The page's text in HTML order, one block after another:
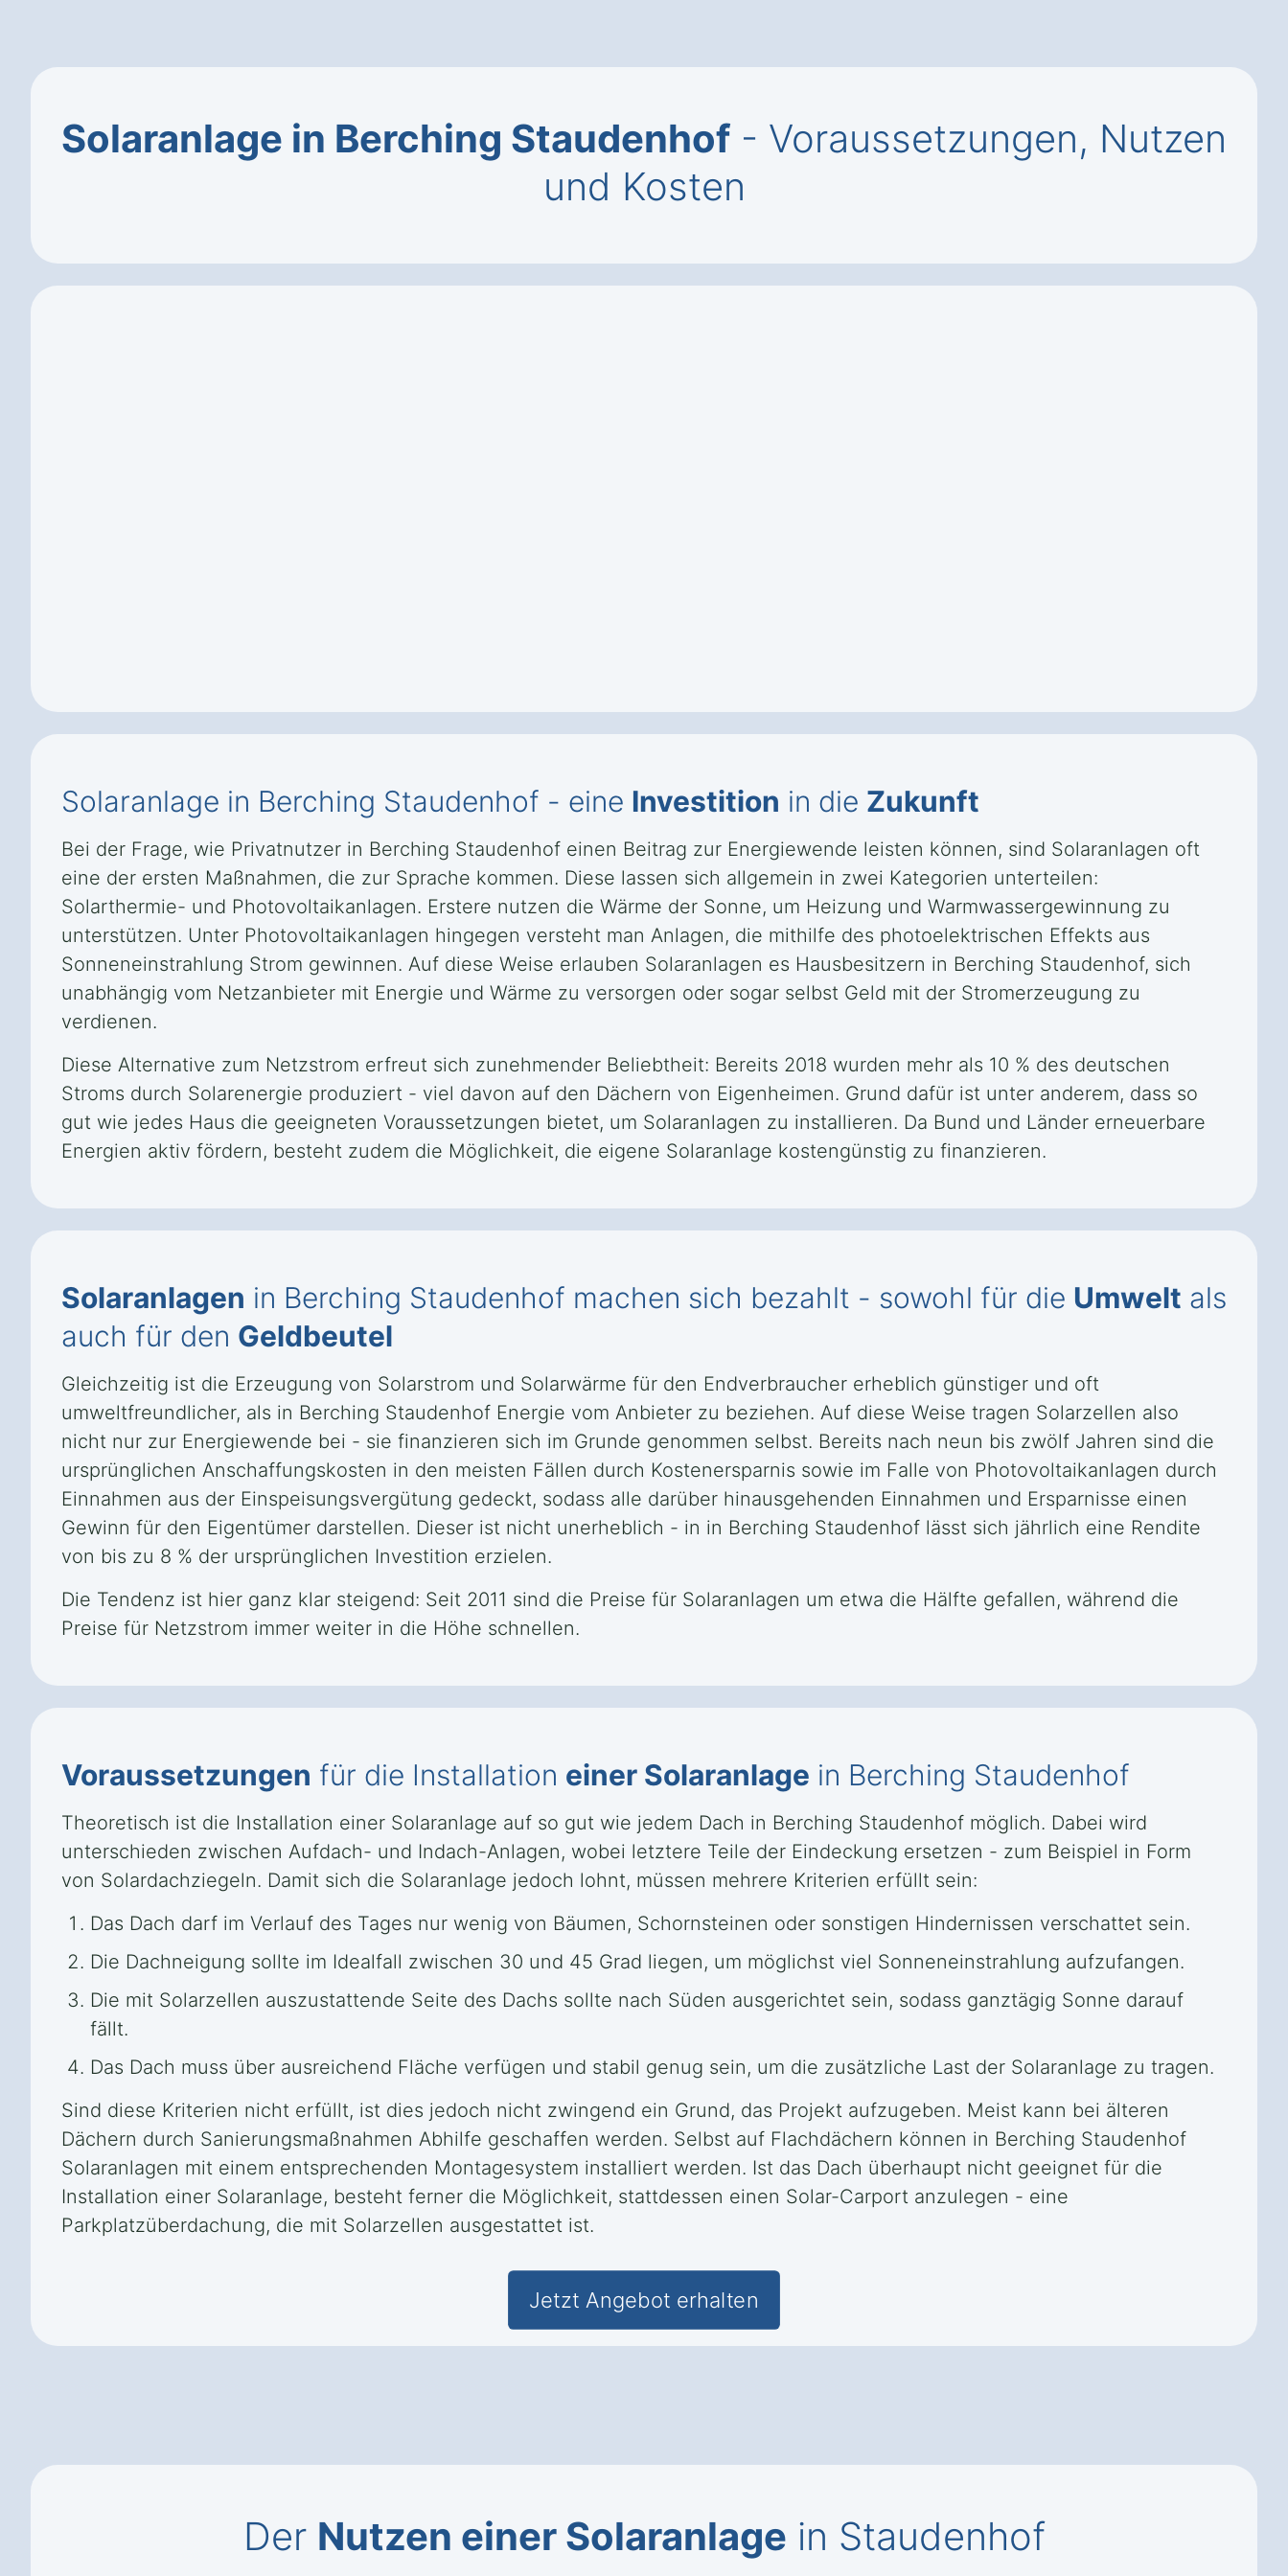
Solaranlage in Berching Staudenhof - Voraussetzungen, Nutzen
und Kosten
Solaranlage in Berching Staudenhof - eine Investition in die Zukunft
Bei der Frage, wie Privatnutzer in Berching Staudenhof einen Beitrag zur Energiewende leisten können, sind Solaranlagen oft
eine der ersten Maßnahmen, die zur Sprache kommen. Diese lassen sich allgemein in zwei Kategorien unterteilen:
Solarthermie- und Photovoltaikanlagen. Erstere nutzen die Wärme der Sonne, um Heizung und Warmwassergewinnung zu
unterstützen. Unter Photovoltaikanlagen hingegen versteht man Anlagen, die mithilfe des photoelektrischen Effekts aus
Sonneneinstrahlung Strom gewinnen. Auf diese Weise erlauben Solaranlagen es Hausbesitzern in Berching Staudenhof, sich
unabhängig vom Netzanbieter mit Energie und Wärme zu versorgen oder sogar selbst Geld mit der Stromerzeugung zu
verdienen.
Diese Alternative zum Netzstrom erfreut sich zunehmender Beliebtheit: Bereits 2018 wurden mehr als 10 % des deutschen
Stroms durch Solarenergie produziert - viel davon auf den Dächern von Eigenheimen. Grund dafür ist unter anderem, dass so
gut wie jedes Haus die geeigneten Voraussetzungen bietet, um Solaranlagen zu installieren. Da Bund und Länder erneuerbare
Energien aktiv fördern, besteht zudem die Möglichkeit, die eigene Solaranlage kostengünstig zu finanzieren.
Solaranlagen in Berching Staudenhof machen sich bezahlt - sowohl für die Umwelt als
auch für den Geldbeutel
Gleichzeitig ist die Erzeugung von Solarstrom und Solarwärme für den Endverbraucher erheblich günstiger und oft
umweltfreundlicher, als in Berching Staudenhof Energie vom Anbieter zu beziehen. Auf diese Weise tragen Solarzellen also
nicht nur zur Energiewende bei - sie finanzieren sich im Grunde genommen selbst. Bereits nach neun bis zwölf Jahren sind die
ursprünglichen Anschaffungskosten in den meisten Fällen durch Kostenersparnis sowie im Falle von Photovoltaikanlagen durch
Einnahmen aus der Einspeisungsvergütung gedeckt, sodass alle darüber hinausgehenden Einnahmen und Ersparnisse einen
Gewinn für den Eigentümer darstellen. Dieser ist nicht unerheblich - in in Berching Staudenhof lässt sich jährlich eine Rendite
von bis zu 8 % der ursprünglichen Investition erzielen.
Die Tendenz ist hier ganz klar steigend: Seit 2011 sind die Preise für Solaranlagen um etwa die Hälfte gefallen, während die
Preise für Netzstrom immer weiter in die Höhe schnellen.
Voraussetzungen für die Installation einer Solaranlage in Berching Staudenhof
Theoretisch ist die Installation einer Solaranlage auf so gut wie jedem Dach in Berching Staudenhof möglich. Dabei wird
unterschieden zwischen Aufdach- und Indach-Anlagen, wobei letztere Teile der Eindeckung ersetzen - zum Beispiel in Form
von Solardachziegeln. Damit sich die Solaranlage jedoch lohnt, müssen mehrere Kriterien erfüllt sein:
Das Dach darf im Verlauf des Tages nur wenig von Bäumen, Schornsteinen oder sonstigen Hindernissen verschattet sein.
Die Dachneigung sollte im Idealfall zwischen 30 und 45 Grad liegen, um möglichst viel Sonneneinstrahlung aufzufangen.
Die mit Solarzellen auszustattende Seite des Dachs sollte nach Süden ausgerichtet sein, sodass ganztägig Sonne darauf
fällt.
Das Dach muss über ausreichend Fläche verfügen und stabil genug sein, um die zusätzliche Last der Solaranlage zu tragen.
Sind diese Kriterien nicht erfüllt, ist dies jedoch nicht zwingend ein Grund, das Projekt aufzugeben. Meist kann bei älteren
Dächern durch Sanierungsmaßnahmen Abhilfe geschaffen werden. Selbst auf Flachdächern können in Berching Staudenhof
Solaranlagen mit einem entsprechenden Montagesystem installiert werden. Ist das Dach überhaupt nicht geeignet für die
Installation einer Solaranlage, besteht ferner die Möglichkeit, stattdessen einen Solar-Carport anzulegen - eine
Parkplatzüberdachung, die mit Solarzellen ausgestattet ist.
Jetzt Angebot erhalten
Der Nutzen einer Solaranlage in Staudenhof